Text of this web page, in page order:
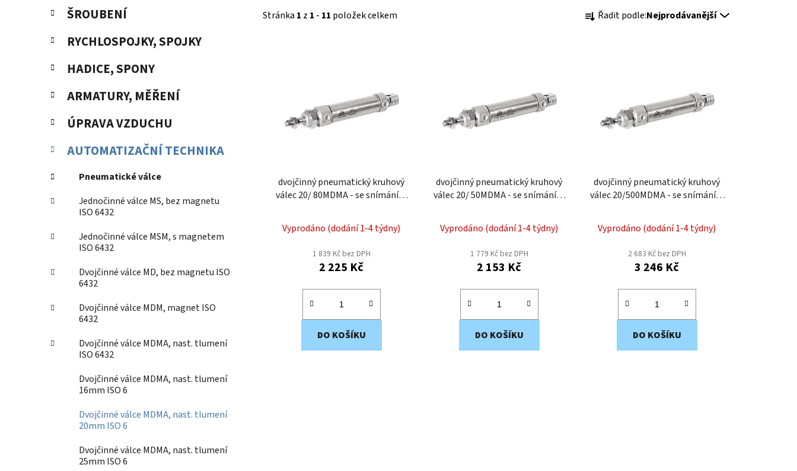
lPřeskočit
kategorie
K
a
t
e
o
i
ŠROUBENÍ
RYCHLOSPOJKY, SPOJKY
HADICE, SPONY
ARMATURY, MĚŘENÍ
ÚPRAVA VZDUCHU
AUTOMATIZAČNÍ TECHNIKA
Pneumatické válce
Jednočinné válce MS, bez magnetu
ISO 6432
Jednočinné válce MSM, s magnetem
ISO 6432
Dvojčinné válce MD, bez magnetu ISO
6432
Dvojčinné válce MDM, magnet ISO
6432
Dvojčinné válce MDMA, nast. tlumení
ISO 6432
Dvojčinné válce MDMA, nast. tlumení
16mm ISO 6
Dvojčinné válce MDMA, nast. tlumení
20mm ISO 6
Dvojčinné válce MDMA, nast. tlumení
25mm ISO 6
Stránka 1 z 1 - 11 položek celkem a Řadit podle:Nejprodávanější
dvojčinný pneumatický kruhový
válec 20/ 80MDMA - se snímáním
Vyprodáno (dodání 1-4 týdny)
1 839 Kč bez DPH
2 225 Kč
DO KOŠÍKU
dvojčinný pneumatický kruhový
válec 20/ 50MDMA - se snímáním
Vyprodáno (dodání 1-4 týdny)
1 779 Kč bez DPH
2 153 Kč
DO KOŠÍKU
dvojčinný pneumatický kruhový
válec 20/500MDMA - se snímáním
Vyprodáno (dodání 1-4 týdny)
2 683 Kč bez DPH
3 246 Kč
DO KOŠÍKU